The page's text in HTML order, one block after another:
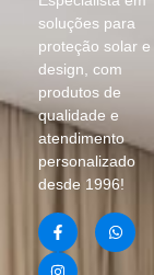
soluções para
proteção solar e
design, com
produtos de
qualidade e
atendimento
personalizado
desde 1996!